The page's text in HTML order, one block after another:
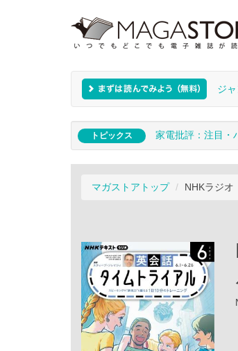
ジ
トピックス 家電批評：注目・
マガストアトップ NHKラジ